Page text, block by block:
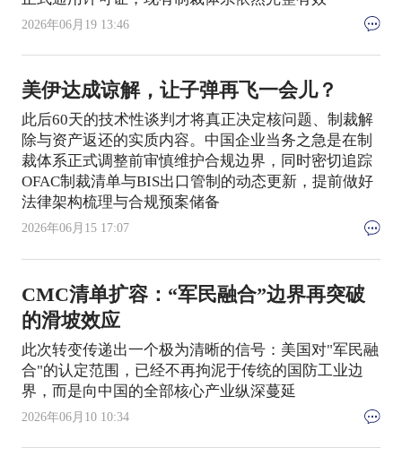
2026年06月19 13:46
美伊达成谅解，让子弹再飞一会儿？
此后60天的技术性谈判才将真正决定核问题、制裁解
除与资产返还的实质内容。中国企业当务之急是在制
裁体系正式调整前审慎维护合规边界，同时密切追踪
OFAC制裁清单与BIS出口管制的动态更新，提前做好
法律架构梳理与合规预案储备
2026年06月15 17:07
CMC清单扩容：“军民融合”边界再突破
的滑坡效应
此次转变传递出一个极为清晰的信号：美国对"军民融
合"的认定范围，已经不再拘泥于传统的国防工业边
界，而是向中国的全部核心产业纵深蔓延
2026年06月10 10:34